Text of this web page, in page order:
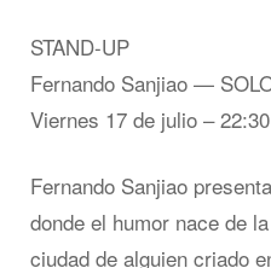
STAND-UP
Fernando Sanjiao —
Viernes 17 de julio –
Fernando Sanjiao
donde el humor nace de
ciudad de alguien criado